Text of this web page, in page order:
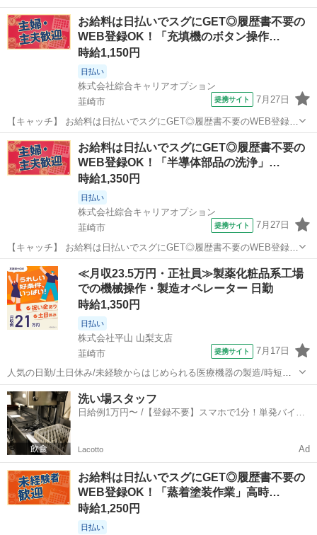
お給料は日払いでスグにGET◎履歴書不要の
WEB登録OK！「充填機のボタン操作…
時給1,150円
日払い
株式会社綜合キャリアオプション
韮崎市
提携サイト 7月27日
【キャッチ】 お給料は日払いでスグにGET◎履歴書不要のWEB登録
OK！「充填機のボタン操作/洗浄」高時給1150円！韮崎周辺！20代～
40代のスタッフが多数活躍中★ 【コメント】 製造のお仕事をお探しに
おススメ♪ 「未...
山梨 韮崎市 工場
お給料は日払いでスグにGET◎履歴書不要の
WEB登録OK！「半導体部品の洗浄」…
時給1,350円
日払い
株式会社綜合キャリアオプション
韮崎市
提携サイト 7月27日
【キャッチ】 お給料は日払いでスグにGET◎履歴書不要のWEB登録
OK！「半導体部品の洗浄」高時給1350円！韮崎周辺！20代～40代の
スタッフが多数活躍中★ 【コメント】 弊社なら事前の職場見学が多
数！お仕事安心スタート...
山梨 韮崎市 工場
≪月収23.5万円・正社員≫製薬化粧品系工場
での機械操作・製造オペレーター 日勤
時給1,350円
日払い
株式会社平山 山梨支店
韮崎市
提携サイト 7月17日
人気の日勤/土日休み/未経験からはじめられる医療機器の製造/時短相
談もOK \ 医療機器の組付け・検査のお仕事 / ～医療に携われるやりが
いのあるお仕事です～ 作業内容は… ☆1～2cmほどの アルミ・ステ
ンレス管と...
山梨 韮崎市 その他
洗い場スタッフ
日給例1万円〜 /【登録不要】スマホで1分！単発バイト
Lacotto Ad
お給料は日払いでスグにGET◎履歴書不要の
WEB登録OK！「蒸着塗装作業」高時…
時給1,250円
日払い